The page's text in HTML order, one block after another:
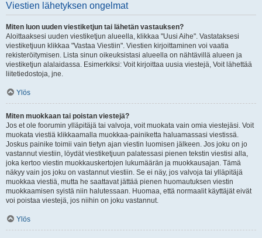
Viestien lähetyksen ongelmat
Miten luon uuden viestiketjun tai lähetän vastauksen?
Aloittaaksesi uuden viestiketjun alueella, klikkaa "Uusi Aihe". Vastataksesi
viestiketjuun klikkaa "Vastaa Viestiin". Viestien kirjoittaminen voi vaatia
rekisteröitymisen. Lista sinun oikeuksistasi alueella on nähtävillä alueen ja
viestiketjun alalaidassa. Esimerkiksi: Voit kirjoittaa uusia viestejä, Voit lähettää
liitetiedostoja, jne.
Ylös
Miten muokkaan tai poistan viestejä?
Jos et ole foorumin ylläpitäjä tai valvoja, voit muokata vain omia viestejäsi. Voit
muokata viestiä klikkaamalla muokkaa-painiketta haluamassasi viestissä.
Joskus painike toimii vain tietyn ajan viestin luomisen jälkeen. Jos joku on jo
vastannut viestiin, löydät viestiketjuun palatessasi pienen tekstin viestisi alla,
joka kertoo viestin muokkauskertojen lukumäärän ja muokkausajan. Tämä
näkyy vain jos joku on vastannut viestiin. Se ei näy, jos valvoja tai ylläpitäjä
muokkaa viestiä, mutta he saattavat jättää pienen huomautuksen viestin
muokkaamisen syistä niin halutessaan. Huomaa, että normaalit käyttäjät eivät
voi poistaa viestejä, jos niihin on joku vastannut.
Ylös